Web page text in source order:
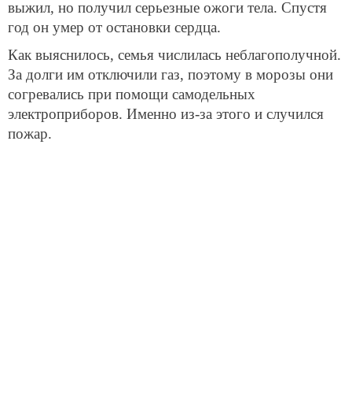
выжил, но получил серьезные ожоги тела. Спустя
год он умер от остановки сердца.
Как выяснилось, семья числилась неблагополучной.
За долги им отключили газ, поэтому в морозы они
согревались при помощи самодельных
электроприборов. Именно из-за этого и случился
пожар.